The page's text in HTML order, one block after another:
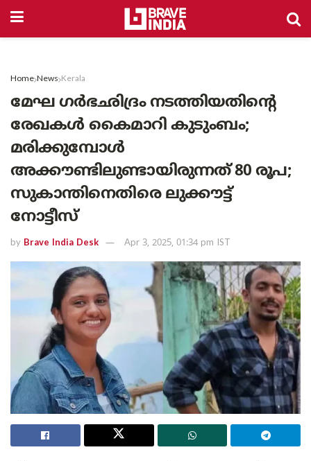
Home News Kerala
മേഘ ഗർഭഛിദ്രം നടത്തിയതിന്റെ
രേഖകൾ കൈമാറി കുടുംബം;
മരിക്കുമ്പോൾ
അക്കൗണ്ടിലുണ്ടായിരുന്നത് 80 രൂപ;
സുകാന്തിനെതിരെ ലുക്കൗട്ട്
നോട്ടീസ്
by Brave India Desk Apr 3, 2025, 01:34 pm IST